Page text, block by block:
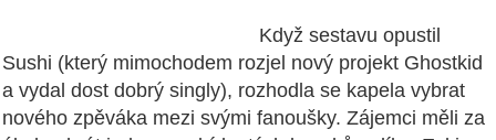
Když sestavu opustil
Sushi (který mimochodem rozjel nový projekt Ghostkid
a vydal dost dobrý singly), rozhodla se kapela vybrat
nového zpěváka mezi svými fanoušky. Zájemci měli za